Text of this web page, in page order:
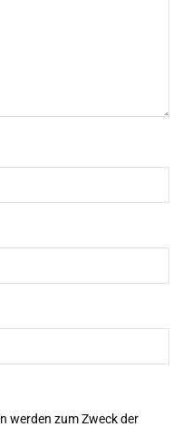
werden zum Zweck der